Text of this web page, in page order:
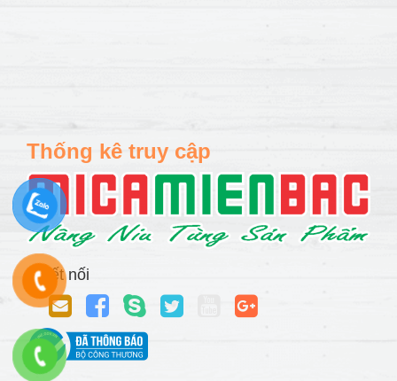
Thống kê truy cập
Kết nối